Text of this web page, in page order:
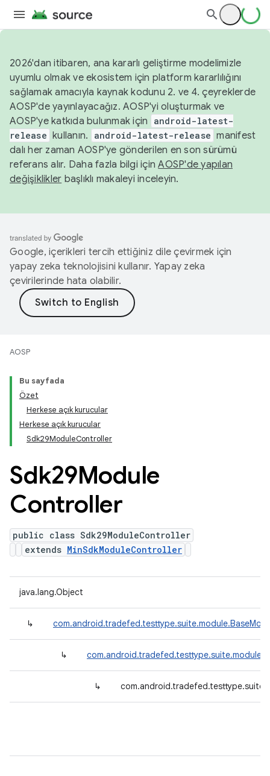
2026'dan itibaren, ana kararlı geliştirme modelimizle
uyumlu olmak ve ekosistem için platform kararlılığını
sağlamak amacıyla kaynak kodunu 2. ve 4. çeyreklerde
AOSP'de yayınlayacağız. AOSP'yi oluşturmak ve
AOSP'ye katkıda bulunmak için
android-latest-
release kullanın. android-latest-release manifest
dalı her zaman AOSP'ye gönderilen en son sürümü
referans alır. Daha fazla bilgi içinAOSP'de yapılan
değişiklikler başlıklı makaleyi inceleyin.
Google, içerikleri tercih ettiğiniz dile çevirmek için
yapay zeka teknolojisini kullanır. Yapay zeka
çevirilerinde hata olabilir.
AOSP
Bu sayfada
Özet
Herkese açık kurucular
Herkese açık kurucular
Sdk29ModuleController
Sdk29Module
Controller
public class Sdk29ModuleController
extends MinSdkModuleController
java.lang.Object
↳
↳
↳